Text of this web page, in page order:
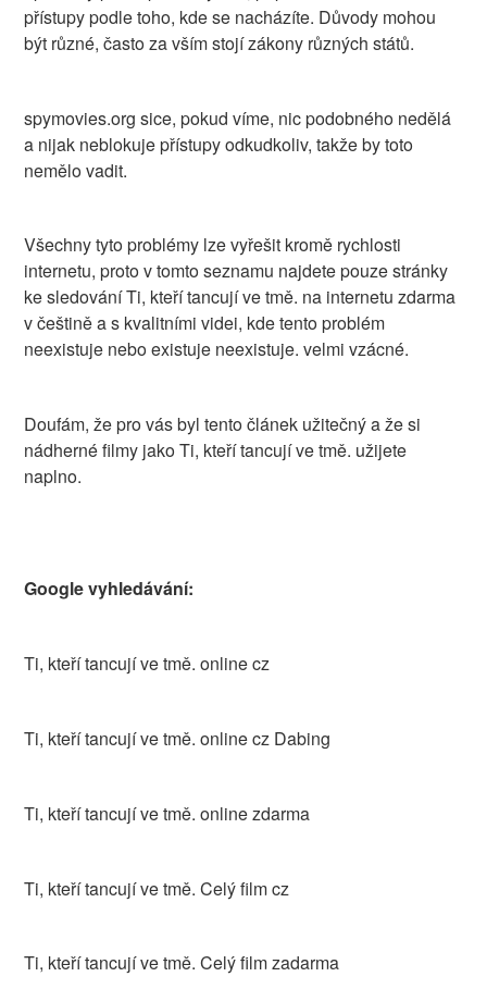
přístupy podle toho, kde se nacházíte. Důvody mohou
být různé, často za vším stojí zákony různých států.
spymovies.org sice, pokud víme, nic podobného nedělá
a nijak neblokuje přístupy odkudkoliv, takže by toto
nemělo vadit.
Všechny tyto problémy lze vyřešit kromě rychlosti
internetu, proto v tomto seznamu najdete pouze stránky
ke sledování Ti, kteří tancují ve tmě. na internetu zdarma
v češtině a s kvalitními videi, kde tento problém
neexistuje nebo existuje neexistuje. velmi vzácné.
Doufám, že pro vás byl tento článek užitečný a že si
nádherné filmy jako Ti, kteří tancují ve tmě. užijete
naplno.
Google vyhledávání:
Ti, kteří tancují ve tmě. online cz
Ti, kteří tancují ve tmě. online cz Dabing
Ti, kteří tancují ve tmě. online zdarma
Ti, kteří tancují ve tmě. Celý film cz
Ti, kteří tancují ve tmě. Celý film zadarma